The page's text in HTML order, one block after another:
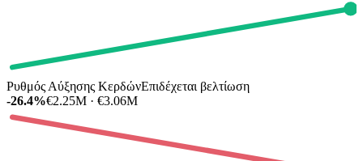
Ρυθμός Αύξησης ΚερδώνΕπιδέχεται βελτίωση
-26.4%€2.25M · €3.06M